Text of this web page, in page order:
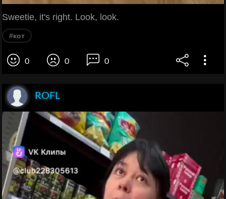
Sweetie, it's right. Look, look.
#кот
0 0 0
ROFL